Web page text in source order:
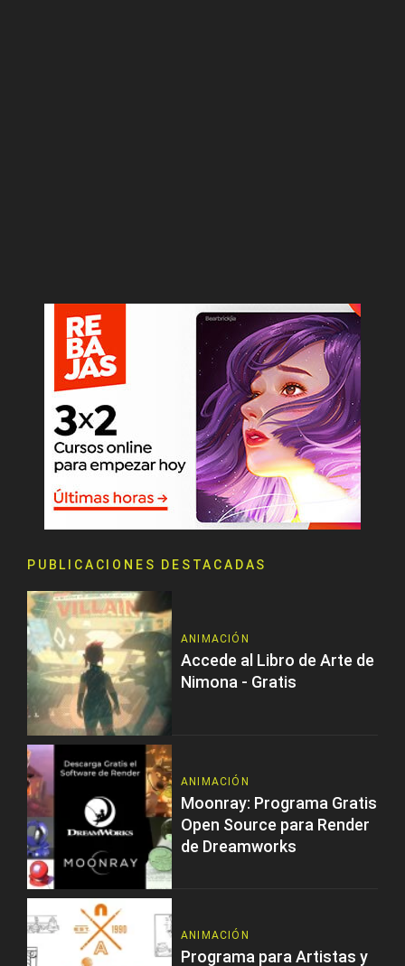
PUBLICACIONES DESTACADAS
ANIMACIÓN
Accede al Libro de Arte de
Nimona - Gratis
ANIMACIÓN
Moonray: Programa Gratis
Open Source para Render
de Dreamworks
ANIMACIÓN
Programa para Artistas y